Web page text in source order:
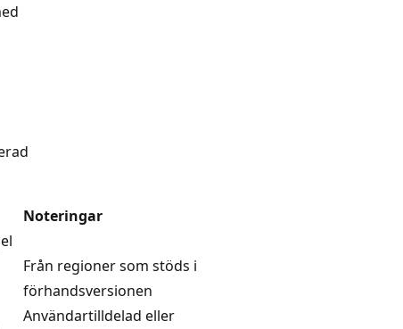
Noteringar
Från regioner som stöds i
förhandsversionen
Användartilldelad eller